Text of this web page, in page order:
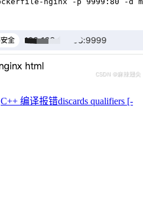
C++ 编译报错discards qualifiers [-